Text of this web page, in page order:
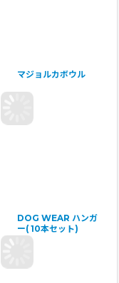
マジョルカボウル
DOG WEAR ハンガ
ー( 10本セット)